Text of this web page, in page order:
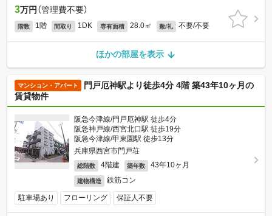
3万円 （管理費不要）
階数 1階 間取り 1DK 専有面積 28.0㎡ 敷/礼 不要/不要
ほかの部屋を表示
マンション・アパート
門戸厄神駅より徒歩4分 4階 築43年10ヶ月の
賃貸物件
阪急今津線/門戸厄神駅 徒歩4分
阪急神戸線/西宮北口駅 徒歩19分
阪急今津線/甲東園駅 徒歩13分
兵庫県西宮市門戸荘
総階数 4階建 築年数 43年10ヶ月
建物構造 鉄筋コン
駐車場あり フローリング 保証人不要